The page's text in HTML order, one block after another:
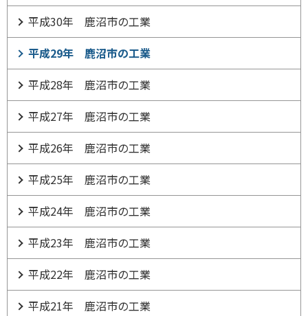
平成30年 鹿沼市の工業
平成29年 鹿沼市の工業
平成28年 鹿沼市の工業
平成27年 鹿沼市の工業
平成26年 鹿沼市の工業
平成25年 鹿沼市の工業
平成24年 鹿沼市の工業
平成23年 鹿沼市の工業
平成22年 鹿沼市の工業
平成21年 鹿沼市の工業